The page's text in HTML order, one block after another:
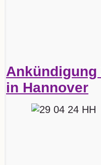
Ankündigung
in Hannover